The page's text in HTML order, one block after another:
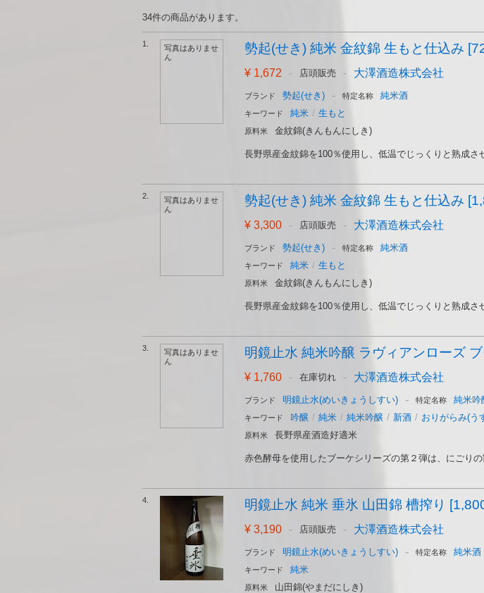
34件の商品があります。
1.
写真はありませ
ん
勢起(せき) 純米 金紋錦 生もと仕込み
¥ 1,672 - 店頭販売 - 大澤酒造株式会社
ブランド 勢起(せき) - 特定名称 純米酒
キーワード 純米 / 生もと
原料米 金紋錦(きんもんにしき)
長野県産金紋錦を100％使用し、低温でじっくりと熟成
2.
写真はありませ
ん
勢起(せき) 純米 金紋錦 生もと仕込み
¥ 3,300 - 店頭販売 - 大澤酒造株式会社
ブランド 勢起(せき) - 特定名称 純米酒
キーワード 純米 / 生もと
原料米 金紋錦(きんもんにしき)
長野県産金紋錦を100％使用し、低温でじっくりと熟成
3.
写真はありませ
ん
明鏡止水 純米吟醸 ラヴィアンローズ
¥ 1,760 - 在庫切れ - 大澤酒造株式会社
ブランド 明鏡止水(めいきょうしすい) - 特定名称 純米吟
キーワード 吟醸 / 純米 / 純米吟醸 / 新酒 / おりがらみ(う
原料米 長野県産酒造好適米
赤色酵母を使用したブーケシリーズの第２弾は、にごり
4. 明鏡止水 純米 垂氷 山田錦 槽搾り
¥ 3,190 - 店頭販売 - 大澤酒造株式会社
ブランド 明鏡止水(めいきょうしすい) - 特定名称 純米酒
キーワード 純米
原料米 山田錦(やまだにしき)